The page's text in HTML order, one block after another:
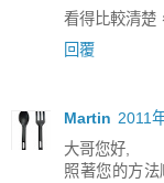
看得比較清楚
回覆
Martin 2011
大哥您好,
照著您的方